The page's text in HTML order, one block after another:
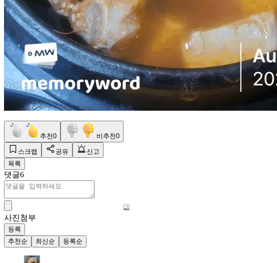
추천0 비추천0
스크랩 공유
신고
목록
댓글6
사진첨부
등록
추천순
최신순 등록순